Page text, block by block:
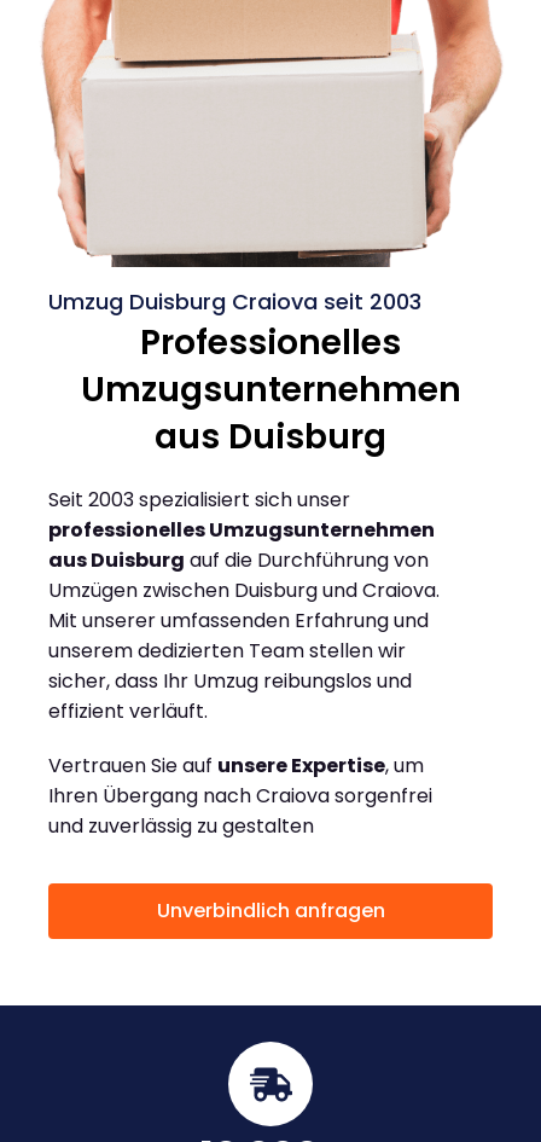
Umzug Duisburg Craiova seit 2003
Professionelles
Umzugsunternehmen
aus Duisburg
Seit 2003 spezialisiert sich unser
professionelles Umzugsunternehmen
aus Duisburg auf die Durchführung von
Umzügen zwischen Duisburg und Craiova.
Mit unserer umfassenden Erfahrung und
unserem dedizierten Team stellen wir
sicher, dass Ihr Umzug reibungslos und
effizient verläuft.
Vertrauen Sie auf unsere Expertise, um
Ihren Übergang nach Craiova sorgenfrei
und zuverlässig zu gestalten
Unverbindlich anfragen